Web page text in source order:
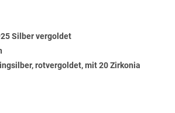
Silber vergoldet
rotvergoldet, mit 20 Zirkonia